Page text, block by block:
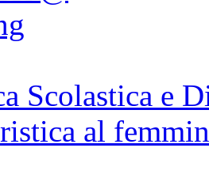
Scolastica e
al